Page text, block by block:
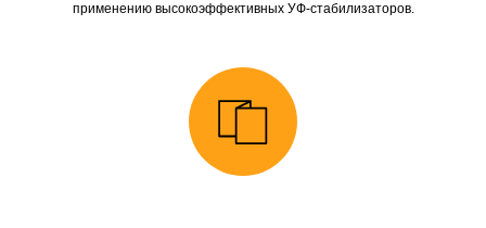
применению высокоэффективных УФ-стабилизаторов.